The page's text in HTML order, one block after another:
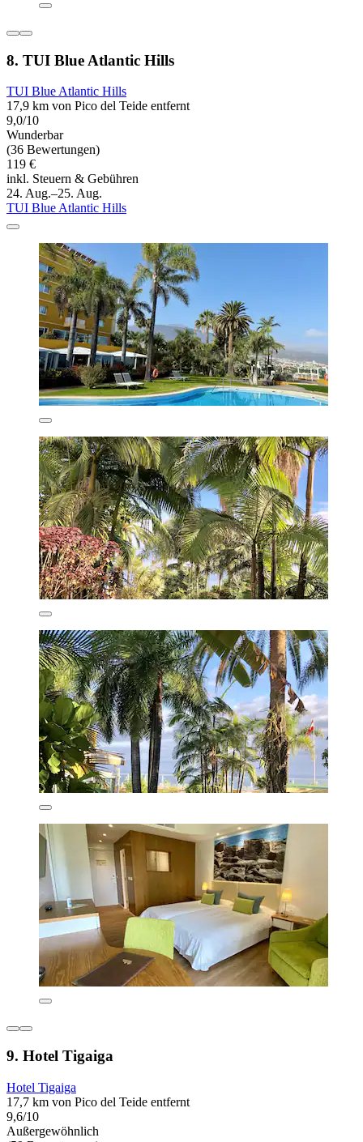
8. TUI Blue Atlantic Hills
TUI Blue Atlantic Hills
17,9 km von Pico del Teide entfernt
9,0/10
Wunderbar
(36 Bewertungen)
119 €
inkl. Steuern & Gebühren
24. Aug.–25. Aug.
TUI Blue Atlantic Hills
9. Hotel Tigaiga
Hotel Tigaiga
17,7 km von Pico del Teide entfernt
9,6/10
Außergewöhnlich